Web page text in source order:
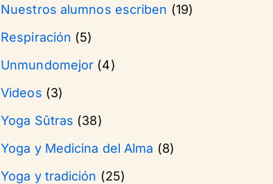
Nuestros alumnos escriben (19)
Respiración (5)
Unmundomejor (4)
Videos (3)
Yoga Sûtras (38)
Yoga y Medicina del Alma (8)
Yoga y tradición (25)